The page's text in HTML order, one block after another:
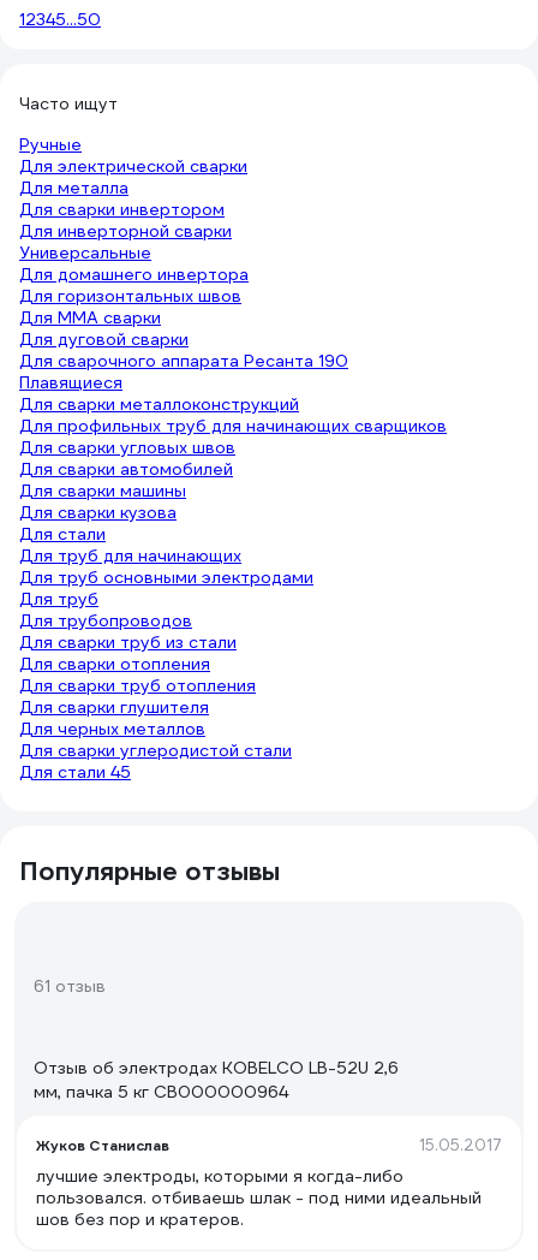
12345...50
Часто ищут
Ручные
Для электрической сварки
Для металла
Для сварки инвертором
Для инверторной сварки
Универсальные
Для домашнего инвертора
Для горизонтальных швов
Для ММА сварки
Для дуговой сварки
Для сварочного аппарата Ресанта 190
Плавящиеся
Для сварки металлоконструкций
Для профильных труб для начинающих сварщиков
Для сварки угловых швов
Для сварки автомобилей
Для сварки машины
Для сварки кузова
Для стали
Для труб для начинающих
Для труб основными электродами
Для труб
Для трубопроводов
Для сварки труб из стали
Для сварки отопления
Для сварки труб отопления
Для сварки глушителя
Для черных металлов
Для сварки углеродистой стали
Для стали 45
Популярные отзывы
61 отзыв
Отзыв об электродах KOBELCO LB-52U 2,6
мм, пачка 5 кг СВ000000964
Жуков Станислав 15.05.2017
лучшие электроды, которыми я когда-либо
пользовался. отбиваешь шлак - под ними идеальный
шов без пор и кратеров.